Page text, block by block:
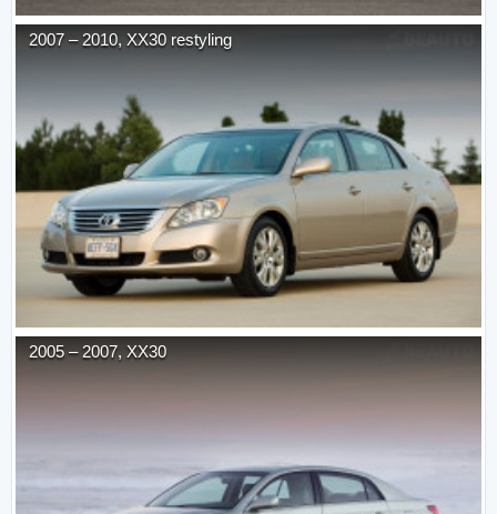
2007 – 2010, XX30 restyling
2005 – 2007, XX30